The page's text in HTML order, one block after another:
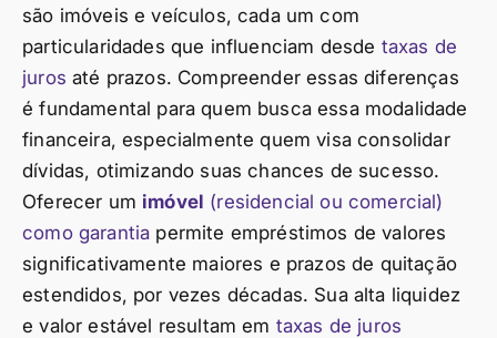
são imóveis e veículos, cada um com
particularidades que influenciam desde taxas de
juros até prazos. Compreender essas diferenças
é fundamental para quem busca essa modalidade
financeira, especialmente quem visa consolidar
dívidas, otimizando suas chances de sucesso.
Oferecer um imóvel (residencial ou comercial)
como garantia permite empréstimos de valores
significativamente maiores e prazos de quitação
estendidos, por vezes décadas. Sua alta liquidez
e valor estável resultam em taxas de juros